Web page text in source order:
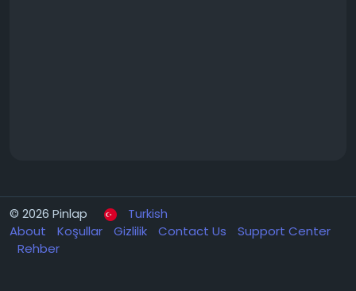
© 2026 Pinlap
Turkish
About
Koşullar Gizlilik Contact Us
Support Center
Rehber